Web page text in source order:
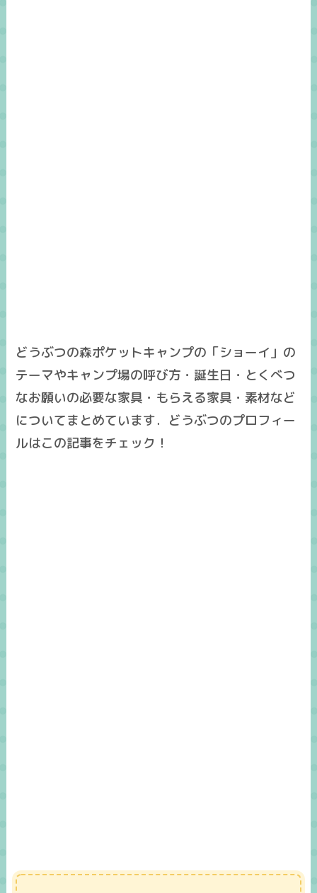
どうぶつの森ポケットキャンプの「ショーイ」の
テーマやキャンプ場の呼び方・誕生日・とくべつ
なお願いの必要な家具・もらえる家具・素材など
についてまとめています．どうぶつのプロフィー
ルはこの記事をチェック！